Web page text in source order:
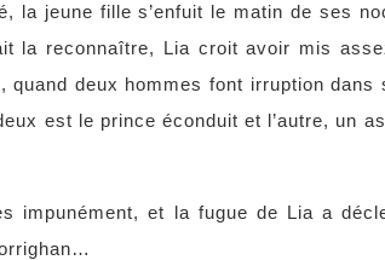
la jeune fille s’enfuit le matin de ses
la reconnaître, Lia croit avoir mis
deux hommes font irruption dans
est le prince éconduit et l’autre, un
impunément, et la fugue de Lia a